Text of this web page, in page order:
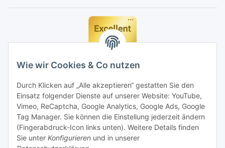
Wie wir Cookies & Co nutzen
Durch Klicken auf „Alle akzeptieren“ gestatten Sie den
Einsatz folgender Dienste auf unserer Website: YouTube,
Vimeo, ReCaptcha, Google Analytics, Google Ads, Google
Tag Manager. Sie können die Einstellung jederzeit ändern
(Fingerabdruck-Icon links unten). Weitere Details finden
Sie unter Konfigurieren und in unserer